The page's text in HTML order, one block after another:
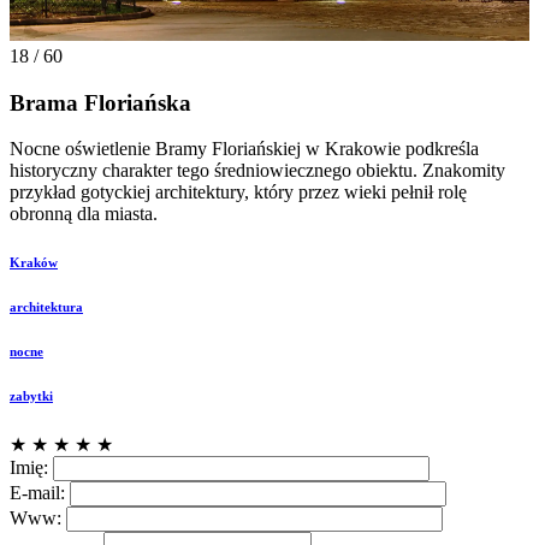
18 / 60
Brama Floriańska
Nocne oświetlenie Bramy Floriańskiej w Krakowie podkreśla
historyczny charakter tego średniowiecznego obiektu. Znakomity
przykład gotyckiej architektury, który przez wieki pełnił rolę
obronną dla miasta.
Kraków
architektura
nocne
zabytki
★ ★ ★ ★ ★
Imię:
E-mail:
Www: